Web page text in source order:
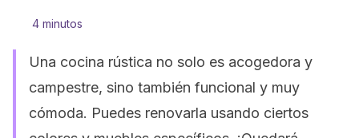
4 minutos
Una cocina rústica no solo es acogedora y
campestre, sino también funcional y muy
cómoda. Puedes renovarla usando ciertos